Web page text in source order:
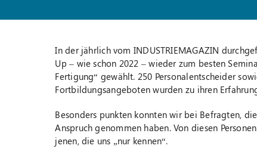
In der jährlich vom INDUSTRIEMAGAZIN
Up – wie schon 2022 – wieder zum besten
Fertigung“ gewählt. 250 Personalentscheider
Fortbildungsangeboten wurden zu ihren
Besonders punkten konnten wir bei Befragten,
Anspruch genommen haben. Von diesen
jenen, die uns „nur kennen“.